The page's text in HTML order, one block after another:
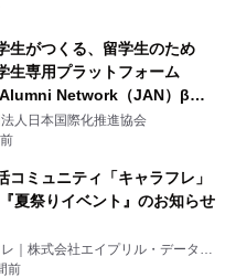
も発売決定！
生がつくる、留学生のため
生専用プラットフォーム
Network（JAN）β版
ス人日本国際化推進協会
コミュニティ「キャラフレ」
『夏祭りイベント』のお知らせ
｜株式会社エイプリル・データ・
前